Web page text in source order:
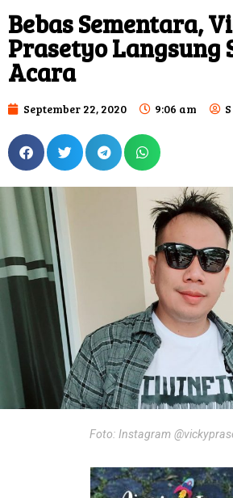
Bebas Sementara,
Prasetyo Langsung
Acara
September 22, 2020 9:06 am
Foto: Instagram